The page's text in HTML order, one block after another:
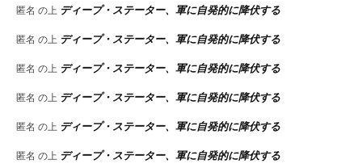
匿名 の上 ディープ・ステーター、軍に自発的に降伏する
匿名 の上 ディープ・ステーター、軍に自発的に降伏する
匿名 の上 ディープ・ステーター、軍に自発的に降伏する
匿名 の上 ディープ・ステーター、軍に自発的に降伏する
匿名 の上 ディープ・ステーター、軍に自発的に降伏する
匿名 の上 ディープ・ステーター、軍に自発的に降伏する